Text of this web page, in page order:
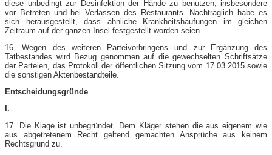
diese unbedingt zur Desinfektion der Hände zu benutzen, insbesondere
vor Betreten und bei Verlassen des Restaurants. Nachträglich habe es
sich herausgestellt, dass ähnliche Krankheitshäufungen im gleichen
Zeitraum auf der ganzen Insel festgestellt worden seien.
16. Wegen des weiteren Parteivorbringens und zur Ergänzung des
Tatbestandes wird Bezug genommen auf die gewechselten Schriftsätze
der Parteien, das Protokoll der öffentlichen Sitzung vom 17.03.2015 sowie
die sonstigen Aktenbestandteile.
Entscheidungsgründe
I.
17. Die Klage ist unbegründet. Dem Kläger stehen die aus eigenem wie
aus abgetretenem Recht geltend gemachten Ansprüche aus keinem
Rechtsgrund zu.